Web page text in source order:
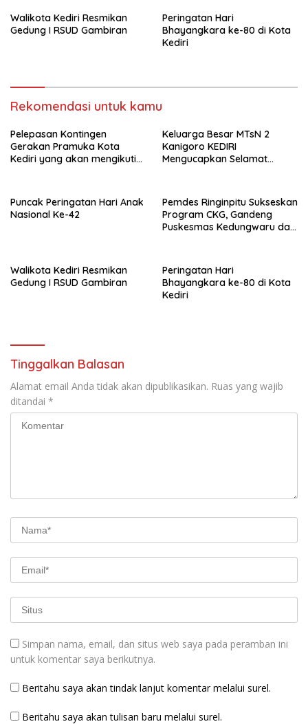
Walikota Kediri Resmikan
Gedung I RSUD Gambiran
Peringatan Hari
Bhayangkara ke-80 di Kota
Kediri
Rekomendasi untuk kamu
Pelepasan Kontingen
Gerakan Pramuka Kota
Kediri yang akan mengikuti
Cibubur
Keluarga Besar MTsN 2
Kanigoro KEDIRI
Mengucapkan Selamat
Puncak Peringatan Hari Anak
Nasional Ke-42
Pemdes Ringinpitu Sukseskan
Program CKG, Gandeng
Puskesmas Kedungwaru dan
Walikota Kediri Resmikan
Gedung I RSUD Gambiran
Peringatan Hari
Bhayangkara ke-80 di Kota
Kediri
Tinggalkan Balasan
Alamat email Anda tidak akan dipublikasikan. Ruas yang wajib
ditandai *
Simpan nama, email, dan situs web saya pada peramban ini
untuk komentar saya berikutnya.
Beritahu saya akan tindak lanjut komentar melalui surel.
Beritahu saya akan tulisan baru melalui surel.